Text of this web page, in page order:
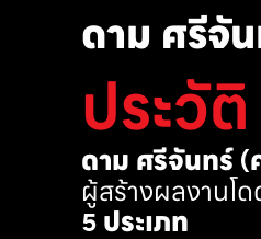
ดาม ศรีจั
ประวัติ
ดาม ศรีจันทร์ (
ผู้สร้างผลงานโ
5 ประเภท